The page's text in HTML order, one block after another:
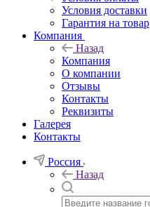
Условия доставки
Гарантия на товар
Компания
Назад
Компания
О компании
Отзывы
Контакты
Реквизиты
Галерея
Контакты
Россия
Назад